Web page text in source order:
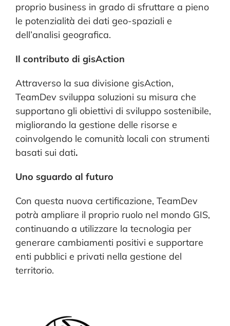
proprio business in grado di sfruttare a pieno
le potenzialità dei dati geo-spaziali e
dell’analisi geografica.
Il contributo di gisAction
Attraverso la sua divisione gisAction,
TeamDev sviluppa soluzioni su misura che
supportano gli obiettivi di sviluppo sostenibile,
migliorando la gestione delle risorse e
coinvolgendo le comunità locali con strumenti
basati sui dati.
Uno sguardo al futuro
Con questa nuova certificazione, TeamDev
potrà ampliare il proprio ruolo nel mondo GIS,
continuando a utilizzare la tecnologia per
generare cambiamenti positivi e supportare
enti pubblici e privati nella gestione del
territorio.